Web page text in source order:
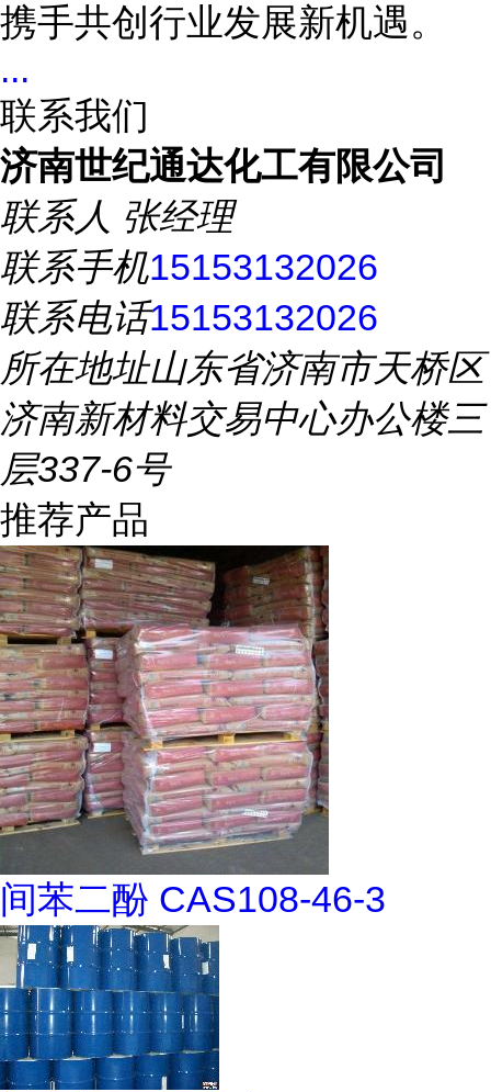
携手共创行业发展新机遇。
...
联系我们
济南世纪通达化工有限公司
联系人 张经理
联系手机15153132026
联系电话15153132026
所在地址山东省济南市天桥区
济南新材料交易中心办公楼三
层337-6号
推荐产品
间苯二酚 CAS108-46-3